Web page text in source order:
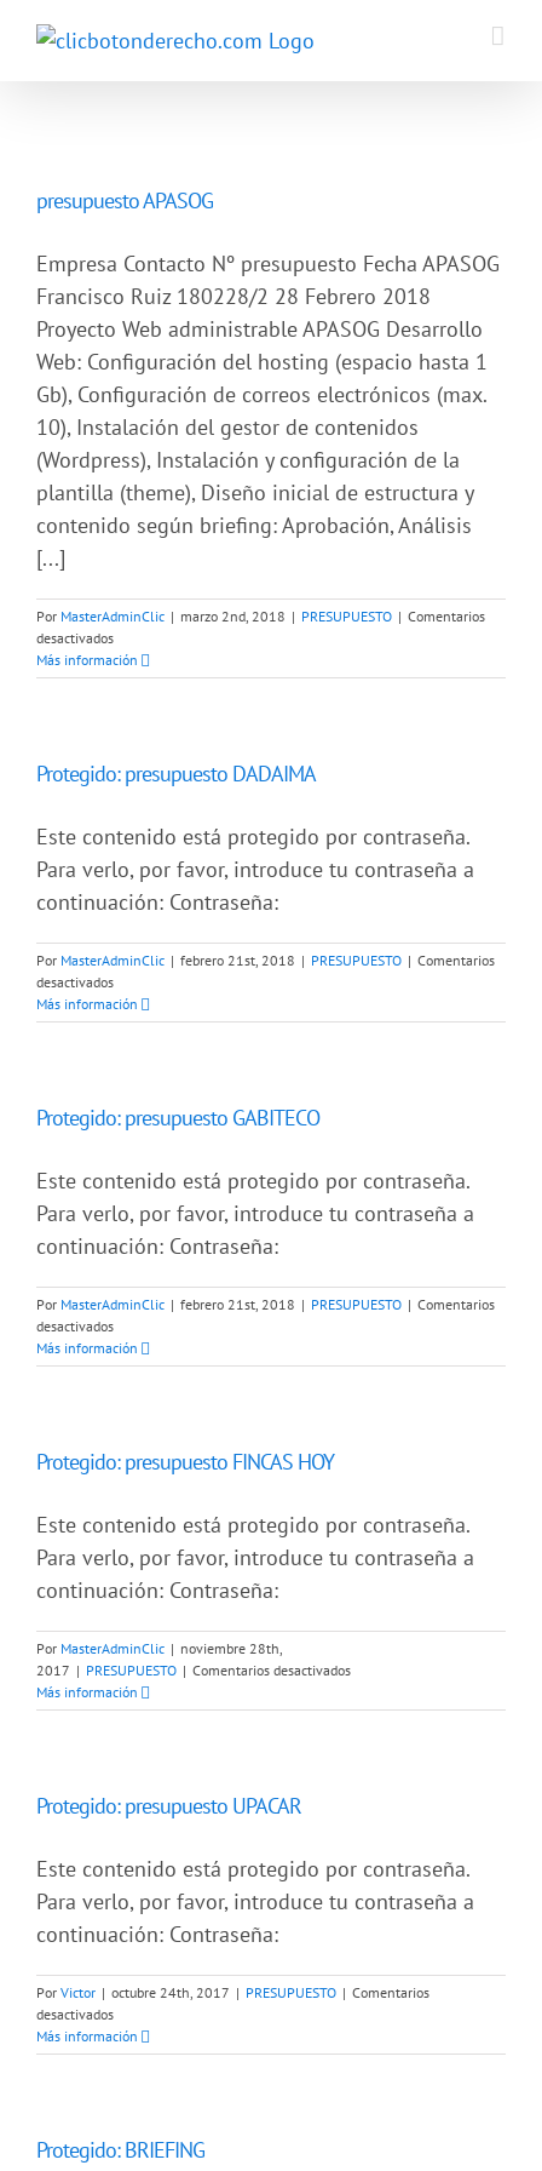
presupuesto APASOG
Empresa Contacto Nº presupuesto Fecha APASOG
Francisco Ruiz 180228/2 28 Febrero 2018
Proyecto Web administrable APASOG Desarrollo
Web: Configuración del hosting (espacio hasta 1
Gb), Configuración de correos electrónicos (max.
10), Instalación del gestor de contenidos
(Wordpress), Instalación y configuración de la
plantilla (theme), Diseño inicial de estructura y
contenido según briefing: Aprobación, Análisis
[...]
Por MasterAdminClic | marzo 2nd, 2018 | PRESUPUESTO | Comentarios
desactivadosen
presupuesto
APASOG
Más información
Protegido: presupuesto DADAIMA
Este contenido está protegido por contraseña.
Para verlo, por favor, introduce tu contraseña a
continuación: Contraseña:
Por MasterAdminClic | febrero 21st, 2018 | PRESUPUESTO | Comentarios
desactivadosen
Protegido:
presupuesto
Más información
Protegido: presupuesto GABITECO
Este contenido está protegido por contraseña.
Para verlo, por favor, introduce tu contraseña a
continuación: Contraseña:
Por MasterAdminClic | febrero 21st, 2018 | PRESUPUESTO | Comentarios
desactivadosen
Protegido:
presupuesto
Más información
Protegido: presupuesto FINCAS HOY
Este contenido está protegido por contraseña.
Para verlo, por favor, introduce tu contraseña a
continuación: Contraseña:
Por MasterAdminClic | noviembre 28th,
2017 | PRESUPUESTO | Comentarios desactivadosen
presupuesto
Más información
Protegido: presupuesto UPACAR
Este contenido está protegido por contraseña.
Para verlo, por favor, introduce tu contraseña a
continuación: Contraseña:
Por Victor | octubre 24th, 2017 | PRESUPUESTO | Comentarios
desactivadosen
Protegido:
presupuesto
Más información
Protegido: BRIEFING